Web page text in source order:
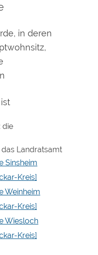
in deren
die
Landratsamt
Sinsheim
Kreis]
Weinheim
Kreis]
Wiesloch
Kreis]